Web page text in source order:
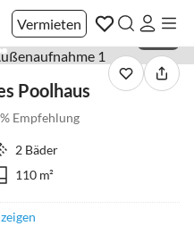
Vermieten
Poolhaus
Empfehlung
2 Bäder
110 m²